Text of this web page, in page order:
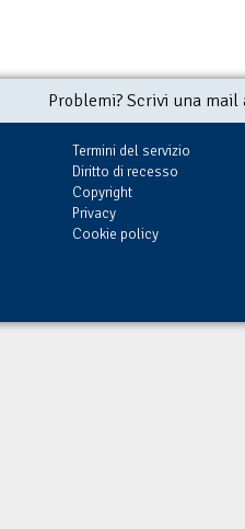
Problemi? Scrivi una
Termini del servizio
Diritto di recesso
Copyright
Privacy
Cookie policy